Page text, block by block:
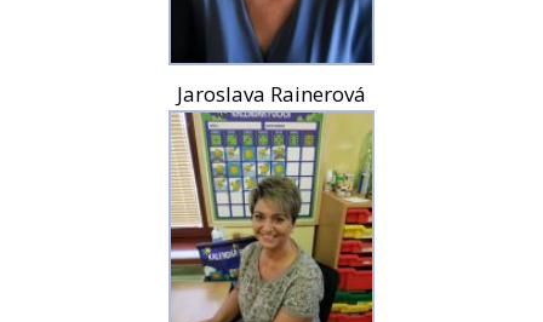
Jaroslava Rainerová